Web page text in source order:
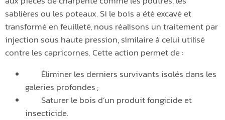
sablières ou les poteaux. Si le bois a été excavé et
transformé en feuilleté, nous réalisons un traitement par
injection sous haute pression, similaire à celui utilisé
contre les capricornes. Cette action permet de :
Éliminer les derniers survivants isolés dans les
galeries profondes ;
Saturer le bois d’un produit fongicide et
insecticide.